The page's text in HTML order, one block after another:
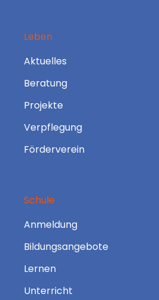
Leben
Aktuelles
Beratung
Projekte
Verpflegung
Förderverein
Schule
Anmeldung
Bildungsangebote
Lernen
Unterricht